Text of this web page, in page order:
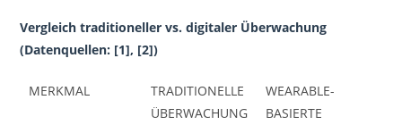
Vergleich traditioneller vs. digitaler Überwachung
(Datenquellen: [1], [2])
MERKMAL
TRADITIONELLE
ÜBERWACHUNG
WEARABLE-
BASIERTE